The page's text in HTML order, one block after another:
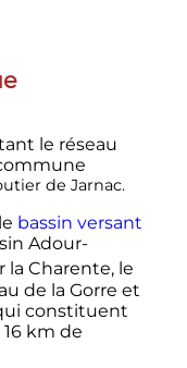
de Jarnac.
bassin versant
Adour-
la Charente, le
de la Gorre et
constituent
16 km de